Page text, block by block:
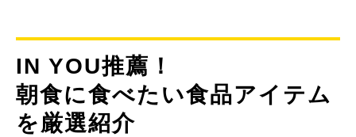
IN YOU推薦！
朝食に食べたい食品アイテム
を厳選紹介